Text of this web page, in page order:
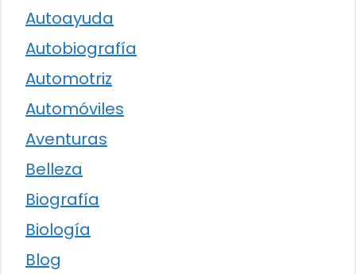
Autoayuda
Autobiografía
Automotriz
Automóviles
Aventuras
Belleza
Biografía
Biología
Blog